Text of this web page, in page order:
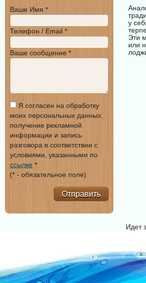
у
Эти
или
Ваше Имя *
Телефон / Email *
Ваше сообщение *
Я согласен на обработку
моих персональных данных,
получение рекламной
информации и запись
разговора в соответствии с
условиями, указанными по
ссылке *
(* - обязательное поле)
Отправить
Идет